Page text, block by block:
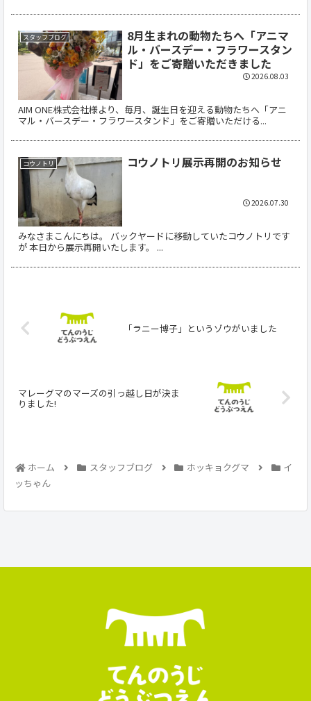
スタッフブログ
8月生まれの動物たちへ「アニマ
ル・バースデー・フラワースタン
ド」をご寄贈いただきました
AIM ONE株式会社様より、毎月、誕生日を迎える動物たちへ「アニ
マル・バースデー・フラワースタンド」をご寄贈いただける...
2026.08.03
コウノトリ コウノトリ展示再開のお知らせ
みなさまこんにちは。 バックヤードに移動していたコウノトリです
が 本日から展示再開いたします。 ...
2026.07.30
「ラニー博子」というゾウがいました
マレーグマのマーズの引っ越し日が決ま
りました!
ホーム スタッフブログ ホッキョクグマ
イ
ッちゃん